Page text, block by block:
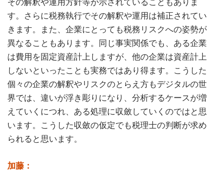
その解釈や運用方針等が示されていることもありま
す。さらに税務執行でその解釈や運用は補正されてい
きます。また、企業にとっても税務リスクへの姿勢が
異なることもあります。同じ事実関係でも、ある企業
は費用を固定資産計上しますが、他の企業は資産計上
しないといったことも実務ではあり得ます。こうした
個々の企業の解釈やリスクのとらえ方もデジタルの世
界では、違いが浮き彫りになり、分析するケースが増
えていくにつれ、ある処理に収斂していくのではと思
います。こうした収斂の仮定でも税理士の判断が求め
られると思います。
加藤：